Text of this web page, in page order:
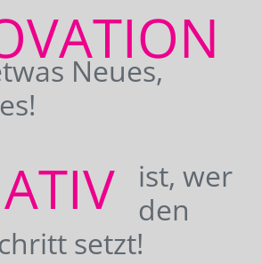
Neues,
ist, wer
den
setzt!